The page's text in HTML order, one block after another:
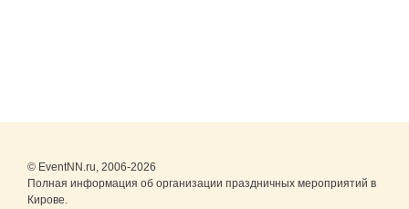
© EventNN.ru, 2006-2026
Полная информация об организации праздничных мероприятий в
Кирове.